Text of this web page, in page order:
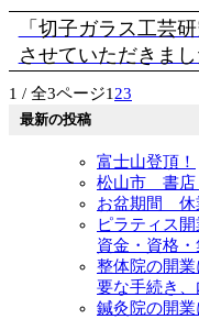
「切子ガラス工芸
させていただきまし
1 / 全3ページ1 23
最新の投稿
富士山登頂！
松山市 書
お盆期間 休
ピラティス
資金・資格
整体院の開
要な手続き
鍼灸院の開